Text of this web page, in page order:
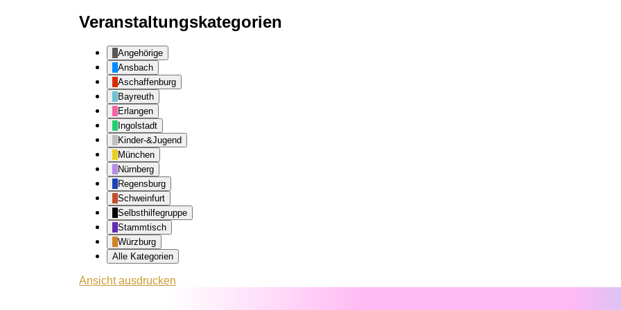
Veranstaltungskategorien
Angehörige
Ansbach
Aschaffenburg
Bayreuth
Erlangen
Ingolstadt
Kinder-&Jugend
München
Nürnberg
Regensburg
Schweinfurt
Selbsthilfegruppe
Stammtisch
Würzburg
Alle Kategorien
Ansichtausdrucken